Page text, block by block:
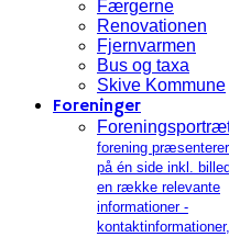
Færgerne
Renovationen
Fjernvarmen
Bus og taxa
Skive Kommune
Foreninger
forening
på én side inkl.
en række relevante
informationer -
kontaktinformationer,